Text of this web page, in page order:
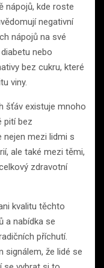
nápojů, kde roste
negativní
nápojů na své
nebo
bez cukru, které
viny.
šťáv existuje mnoho
pití bez
nejen mezi lidmi s
ale také mezi těmi,
zdravotní
kvalitu těchto
a nabídka se
příchutí.
signálem, že lidé se